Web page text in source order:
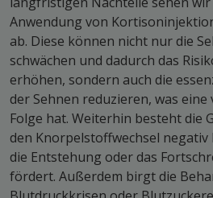
Anwendung von
ab. Diese können nicht nur die
schwächen und dadurch das
erhöhen, sondern auch die
der Sehnen reduzieren, was
Folge hat. Weiterhin besteht die
den Knorpelstoffwechsel
die Entstehung oder das
fördert. Außerdem birgt die